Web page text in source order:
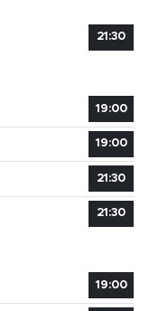
21:30
19:00
19:00
21:30
21:30
19:00